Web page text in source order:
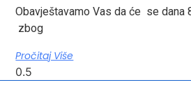
Obavještavamo Vas da će se dana
zbog
Pročitaj Više